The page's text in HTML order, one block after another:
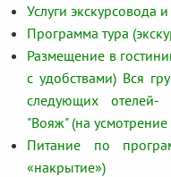
Услуги экскурсовода
Программа тура
Размещение в
с удобствами) Вся
следующих отелей-
"Вояж" (на
Питание по
«накрытие»)